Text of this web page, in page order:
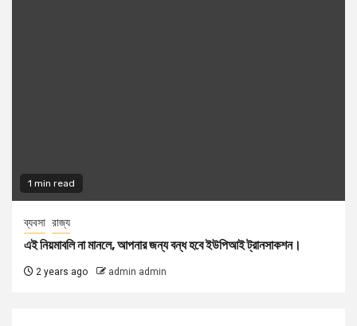
1 min read
ব্যবসা রাজ্য
এই নিয়মাবলি না মানলে, আপনার জন্য বন্ধ হবে ইউপিআই ট্রানসাকশন।
2 years ago admin admin